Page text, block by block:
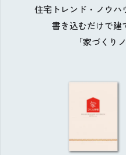
住宅トレンド・ノウハ
書き込むだけで建
「家づくり